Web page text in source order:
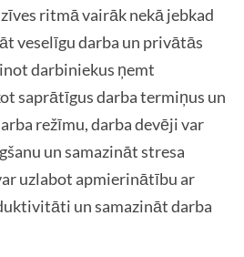
ritmā vairāk nekā jebkad
veselīgu darba un privātās
darbiniekus ņemt
saprātīgus darba termiņus un
režīmu, darba devēji var
un samazināt stresa
uzlabot apmierinātību ar
un samazināt darba